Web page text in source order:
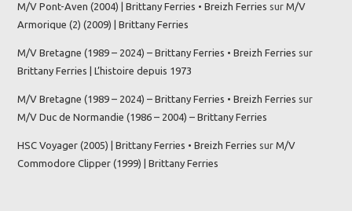
M/V Pont-Aven (2004) | Brittany Ferries • Breizh Ferries surM/V
Armorique (2) (2009) | Brittany Ferries
M/V Bretagne (1989 – 2024) – Brittany Ferries • Breizh Ferries sur
Brittany Ferries | L’histoire depuis 1973
M/V Bretagne (1989 – 2024) – Brittany Ferries • Breizh Ferries sur
M/V Duc de Normandie (1986 – 2004) – Brittany Ferries
HSC Voyager (2005) | Brittany Ferries • Breizh Ferries surM/V
Commodore Clipper (1999) | Brittany Ferries